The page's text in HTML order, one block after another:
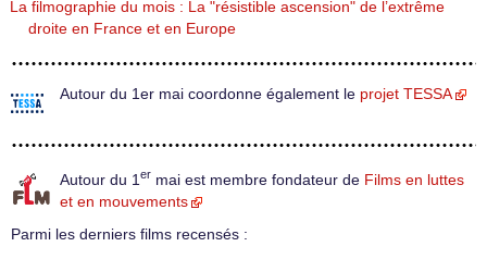
La filmographie du mois : La "résistible ascension" de l’extrême
droite en France et en Europe
Autour du 1er mai coordonne également le projet TESSA
Autour du 1 er mai est membre fondateur de Films en luttes
et en mouvements
Parmi les derniers films recensés :